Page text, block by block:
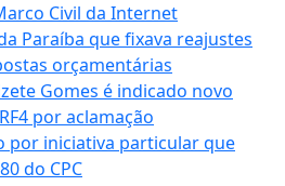
Civil da Internet
Paraíba que fixava reajustes
orçamentárias
Gomes é indicado novo
por aclamação
por iniciativa particular que
do CPC